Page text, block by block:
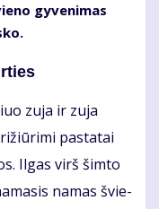
gy­ve­ni­mas
zu­ja ir zu­ja
pa­sta­tai
Il­gas virš šim­to
na­mas švie­